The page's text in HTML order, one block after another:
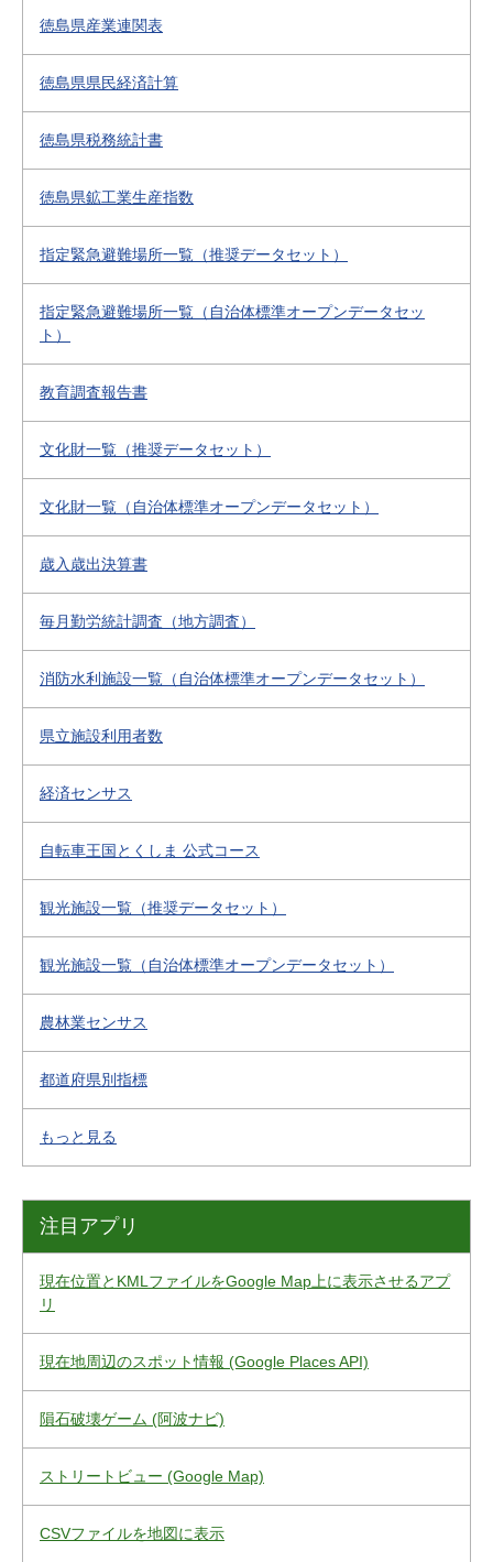
徳島県産業連関表
徳島県県民経済計算
徳島県税務統計書
徳島県鉱工業生産指数
指定緊急避難場所一覧（推奨データセット）
指定緊急避難場所一覧（自治体標準オープンデータセッ
ト）
教育調査報告書
文化財一覧（推奨データセット）
文化財一覧（自治体標準オープンデータセット）
歳入歳出決算書
毎月勤労統計調査（地方調査）
消防水利施設一覧（自治体標準オープンデータセット）
県立施設利用者数
経済センサス
自転車王国とくしま 公式コース
観光施設一覧（推奨データセット）
観光施設一覧（自治体標準オープンデータセット）
農林業センサス
都道府県別指標
もっと見る
注目アプリ
現在位置とKMLファイルをGoogle Map上に表示させるアプ
リ
現在地周辺のスポット情報 (Google Places API)
隕石破壊ゲーム (阿波ナビ)
ストリートビュー (Google Map)
CSVファイルを地図に表示